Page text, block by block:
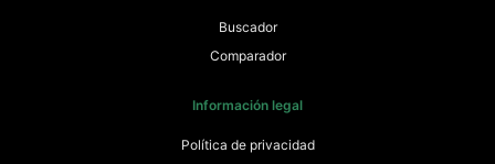
Buscador
Comparador
Información legal
Política de privacidad